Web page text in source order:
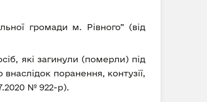
громади м. Рівного” (від
які загинули (померли) під
поранення, контузії,
№ 922-р).